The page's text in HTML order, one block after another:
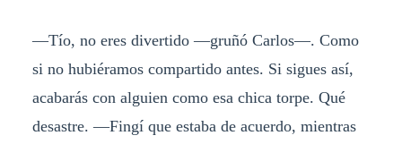
—Tío, no eres divertido —gruñó Carlos—. Como
si no hubiéramos compartido antes. Si sigues así,
acabarás con alguien como esa chica torpe. Qué
desastre. —Fingí que estaba de acuerdo, mientras